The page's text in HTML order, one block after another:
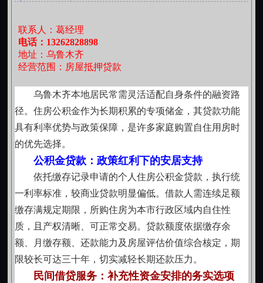
联系我时，请说是在红火网看到的，谢谢！
联系人：葛经理
电话：13262828898
地址：乌鲁木齐
经营范围：房屋抵押贷款
乌鲁木齐本地居民常需灵活适配自身条件的融资路
径。住房公积金作为长期积累的专项储金，其贷款功能
具有利率优势与政策保障，是许多家庭购置自住用房时
的优先选择。
公积金贷款：政策红利下的安居支持
依托缴存记录申请的个人住房公积金贷款，执行统
一利率标准，较商业贷款明显偏低。借款人需连续足额
缴存满规定期限，所购住房为本市行政区域内自住性
质，且产权清晰、可正常交易。贷款额度依据缴存余
额、月缴存额、还款能力及房屋评估价值综合核定，期
限较长可达三十年，切实减轻长期还款压力。
民间借贷服务：补充性资金安排的务实选项